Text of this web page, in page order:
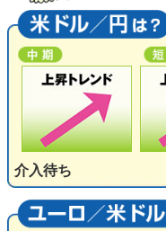
介入待ち